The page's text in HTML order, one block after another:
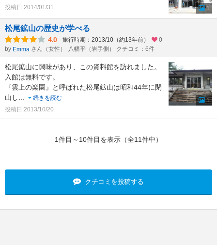
投稿日:2014/01/31
1
松尾鉱山の歴史が学べる
4.0 旅行時期：2013/10（約13年前）
0
by Emma さん（女性） 八幡平（岩手側） クチコミ：6件
松尾鉱山に興味があり、この資料館を訪れました。
入館は無料です。
『雲上の楽園』と呼ばれた松尾鉱山は昭和44年に閉
山し
続きを読む
投稿日:2013/10/20
1
1件目～10件目を表示（全11件中）
クチコミを投稿する